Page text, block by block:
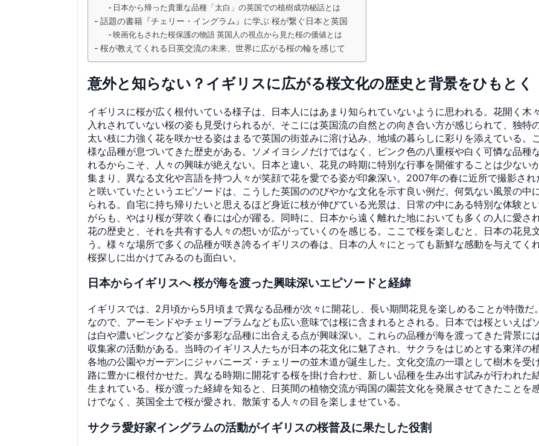
日本から帰った貴重な品種「太白」の英国での植樹成功秘話とは
話題の書籍『チェリー・イングラム』に学ぶ 桜が繋ぐ日本と英国
映画化もされた桜保護の物語 英国人の視点から見た桜の価値とは
桜が教えてくれる日英交流の未来、世界に広がる桜の輪を感じて
意外と知らない？イギリスに広がる桜文化の歴史と背景をひもとく
イギリスに桜が広く根付いている様子は、日本人にはあまり知られていないように思われる。花開く木
入れされていない桜の姿も見受けられるが、そこには英国流の自然との向き合い方が感じられて、独特
太い枝に力強く花を咲かせる姿はまるで英国の街並みに溶け込み、地域の暮らしに彩りを添えている。
様な品種が息づいてきた歴史がある。ソメイヨシノだけではなく、ピンク色の八重桜や白く可憐な品種
れるからこそ、人々の興味が絶えない。日本と違い、花見の時期に特別な行事を開催することは少ない
集まり、異なる文化や言語を持つ人々が笑顔で花を愛でる姿が印象深い。2007年の春に近所で撮影さ
と咲いていたというエピソードは、こうした英国ののびやかな文化を示す良い例だ。何気ない風景の中
られる。自宅に持ち帰りたいと思えるほど身近に枝が伸びている光景は、日常の中にある特別な体験と
がらも、やはり桜が芽吹く春には心が躍る。同時に、日本から遠く離れた地においても多くの人に愛さ
花の歴史と、それを共有する人々の想いが広がっていくのを感じる。ここで桜を楽しむと、日本の花見
う。様々な場所で多くの品種が咲き誇るイギリスの春は、日本の人々にとっても新鮮な感動を与えてく
桜探しに出かけてみるのも面白い。
日本からイギリスへ 桜が海を渡った興味深いエピソードと経緯
イギリスでは、2月頃から5月頃まで異なる品種が次々に開花し、長い期間花見を楽しめることが特徴
なので、アーモンドやチェリープラムなども広い意味では桜に含まれるとされる。日本では桜といえば
は白や濃いピンクなど姿が多彩な品種に出合える点が興味深い。これらの品種が海を渡ってきた背景に
収集家の活動がある。当時のイギリス人たちが日本の花文化に魅了され、サクラをはじめとする東洋の
各地の公園やガーデンにジャパニーズ・チェリーの並木道が誕生した。文化交流の一環として樹木を受
路に豊かに根付かせた。異なる時期に開花する桜を掛け合わせ、新しい品種を生み出す試みが行われた
生まれている。桜が渡った経緯を知ると、日英間の植物交流が両国の園芸文化を発展させてきたことを
けでなく、英国全土で桜が愛され、散策する人々の目を楽しませている。
サクラ愛好家イングラムの活動がイギリスの桜普及に果たした役割